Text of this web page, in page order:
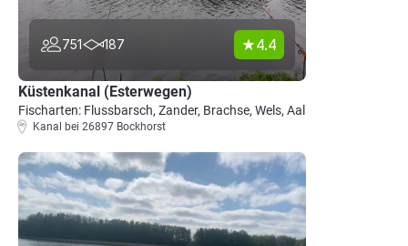
751 187 4.4
Küstenkanal (Esterwegen)
Fischarten: Flussbarsch, Zander, Brachse, Wels, Aal
Kanal bei 26897 Bockhorst